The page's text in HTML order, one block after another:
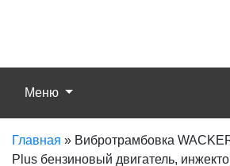
Меню
Главная » Вибротрамбовка
Plus бензиновый двигатель,